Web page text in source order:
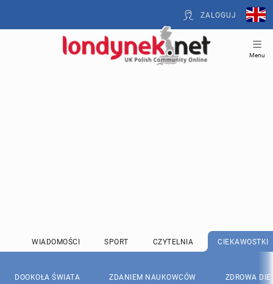
ZALOGUJ
Menu
WIADOMOŚCI SPORT CZYTELNIA CIEKAWOSTKI
DOOKOŁA ŚWIATA ZDANIEM NAUKOWCÓW ZDROWA